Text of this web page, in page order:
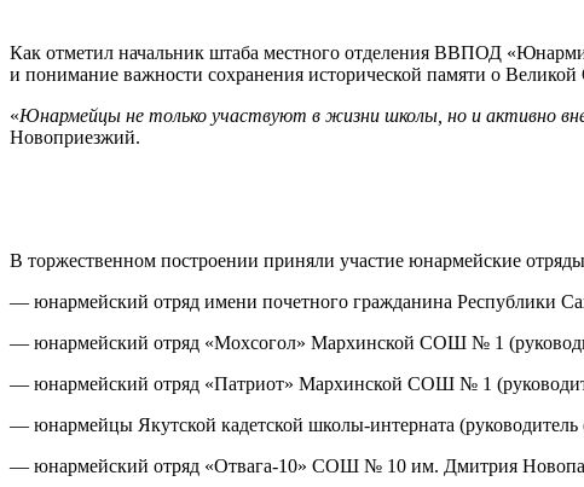
Как отметил начальник штаба местного отделения ВВПОД
и понимание важности сохранения исторической памяти о Великой
«Юнармейцы не только участвуют в жизни школы, но и активно
Новоприезжий.
В торжественном построении приняли участие юнармейские
— юнармейский отряд имени почетного гражданина Республики
— юнармейский отряд «Мохсогол» Мархинской СОШ № 1
— юнармейский отряд «Патриот» Мархинской СОШ № 1
— юнармейцы Якутской кадетской школы-интерната (руководитель
— юнармейский отряд «Отвага-10» СОШ № 10 им. Дмитрия